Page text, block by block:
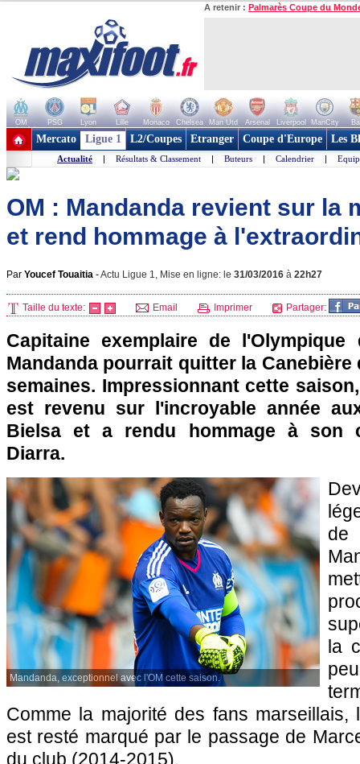
A retenir : Palmarès Coupe du
OM PSG Lyon Lille Monaco Chelsea Man Utd Arsenal Liverpool ManCity
+ de clubs
Mercato Ligue 1 L2/Coupes Etranger Coupe d'Europe Les
Actualité | Résultats & Classement | Buteurs | Calendrier |
OM : Mandanda revient sur la
et rend hommage à
Par Youcef Touaitia -Actu Ligue 1, Mise en ligne: le 31/03/2016 à 22h27
Taille du texte: Email Imprimer Partager:
Capitaine exemplaire de l'Olympique
Mandanda pourrait quitter la
semaines. Impressionnant cette
est revenu sur l'incroyable année
Bielsa et a rendu hommage à son
Diarra.
Mandanda, exceptionnel avec l'OM cette saison.
de
la
Comme la majorité des fans marseillais,
est resté marqué par le passage de
du club (2014-2015).